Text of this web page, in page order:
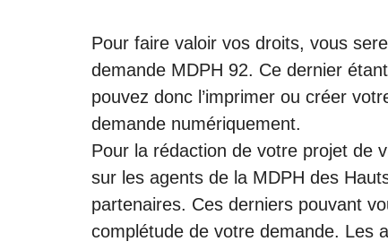
Pour faire valoir vos droits, vous
demande MDPH 92. Ce dernier
pouvez donc l’imprimer ou créer
demande numériquement.
Pour la rédaction de votre projet de
sur les agents de la MDPH des
partenaires. Ces derniers pouvant
complétude de votre demande. Les